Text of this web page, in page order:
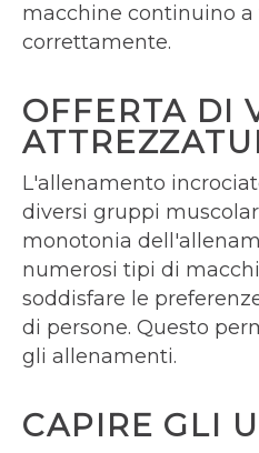
macchine continuino a
correttamente.
OFFERTA DI
L'allenamento
diversi gruppi
monotonia
numerosi tipi di
soddisfare le
di persone. Questo
gli allenamenti.
CAPIRE GLI